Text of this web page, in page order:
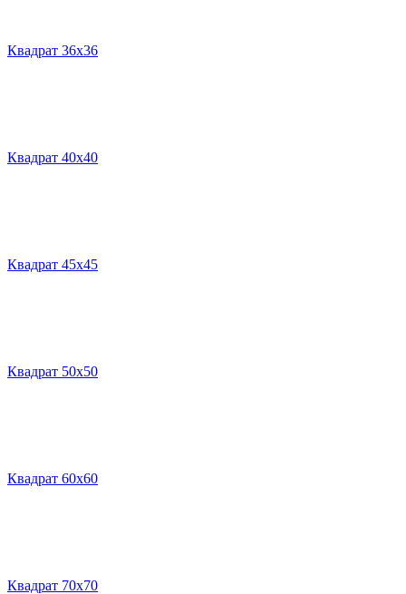
Квадрат 36х36
Квадрат 40х40
Квадрат 45х45
Квадрат 50х50
Квадрат 60х60
Квадрат 70х70